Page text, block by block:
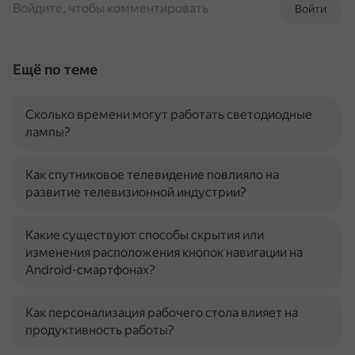
Войти
Войдите, чтобы комментировать
Ещё по теме
Сколько времени могут работать светодиодные
лампы?
Как спутниковое телевидение повлияло на
развитие телевизионной индустрии?
Какие существуют способы скрытия или
изменения расположения кнопок навигации на
Android-смартфонах?
Как персонализация рабочего стола влияет на
продуктивность работы?